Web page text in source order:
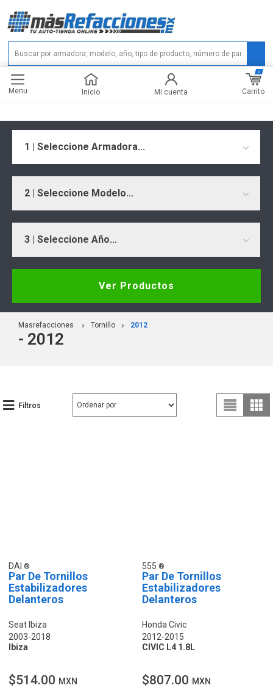
Menu Inicio Mi cuenta Carrito
0
1 | Seleccione Armadora...
2 | Seleccione Modelo...
3 | Seleccione Año...
Ver Productos
Masrefacciones Tornillo 2012
- 2012
Filtros
DAI
Par De Tornillos
Estabilizadores
Delanteros
Seat Ibiza
2003-2018
Ibiza
$514.00 MXN
555
Par De Tornillos
Estabilizadores
Delanteros
Honda Civic
2012-2015
CIVIC L4 1.8L
$807.00 MXN